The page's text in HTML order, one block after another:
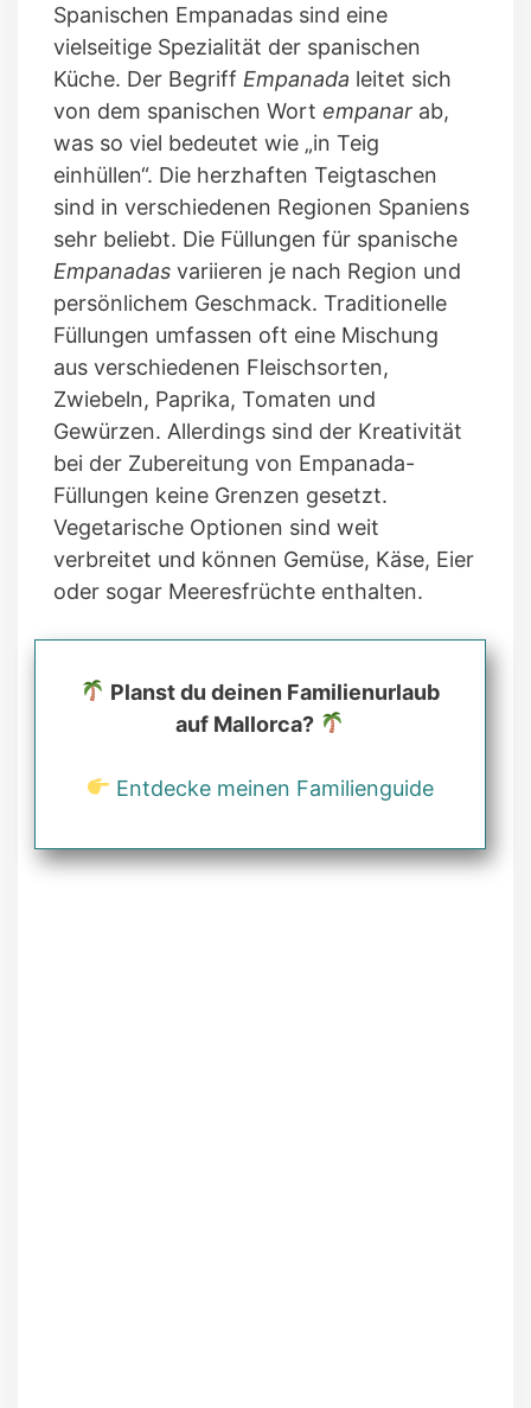
Spanischen Empanadas sind eine
vielseitige Spezialität der spanischen
Küche. Der Begriff Empanada leitet sich
von dem spanischen Wort empanar ab,
was so viel bedeutet wie „in Teig
einhüllen“. Die herzhaften Teigtaschen
sind in verschiedenen Regionen Spaniens
sehr beliebt. Die Füllungen für spanische
Empanadas variieren je nach Region und
persönlichem Geschmack. Traditionelle
Füllungen umfassen oft eine Mischung
aus verschiedenen Fleischsorten,
Zwiebeln, Paprika, Tomaten und
Gewürzen. Allerdings sind der Kreativität
bei der Zubereitung von Empanada-
Füllungen keine Grenzen gesetzt.
Vegetarische Optionen sind weit
verbreitet und können Gemüse, Käse, Eier
oder sogar Meeresfrüchte enthalten.
Planst du deinen Familienurlaub
auf Mallorca?
Entdecke meinen Familienguide